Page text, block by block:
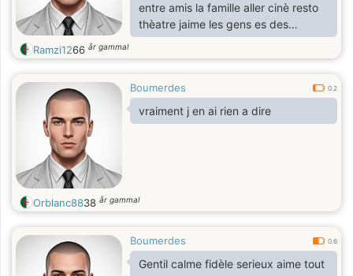
entre amis la famille aller cinè resto
thèatre jaime les gens es des
anfants l amour est la plus belle
chose entre un homme et une
Ramzi1266 år gammal
Boumerdes 0.2
vraiment j en ai rien a dire
Orblanc8838 år gammal
Boumerdes 0.6
Gentil calme fidèle serieux aime tout